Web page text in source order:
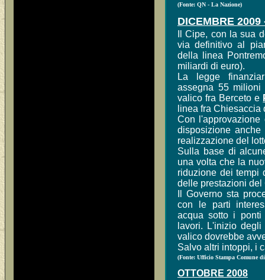
(Fonte: QN - La Nazione)
DICEMBRE 2009
Il Cipe, con la sua
via definitivo al
della linea
miliardi di euro).
La legge
assegna 55
valico fra Berceto e
linea fra
Con
disposizione
realizzazione del
Sulla base di
una volta che la
riduzione dei tempi
delle prestazioni del
Il Governo sta
con le parti
acqua sotto i
lavori. L'inizio
valico dovrebbe
Salvo altri intoppi, i
(Fonte: Ufficio Stampa Comune
OTTOBRE 2008